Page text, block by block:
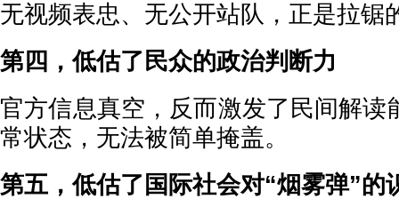
无视频表忠、无公开站队，正是拉锯
第四，低估了民众的政治判断力
官方信息真空，反而激发了民间解读
常状态，无法被简单掩盖。
第五，低估了国际社会对“烟雾弹”的